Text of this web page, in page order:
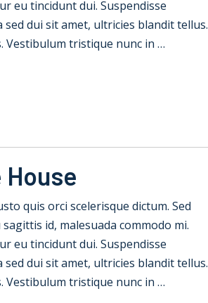
eu tincidunt dui. Suspendisse
dui sit amet, ultricies blandit tellus.
Vestibulum tristique nunc in …
quis orci scelerisque dictum. Sed
id, malesuada commodo mi.
eu tincidunt dui. Suspendisse
dui sit amet, ultricies blandit tellus.
Vestibulum tristique nunc in …